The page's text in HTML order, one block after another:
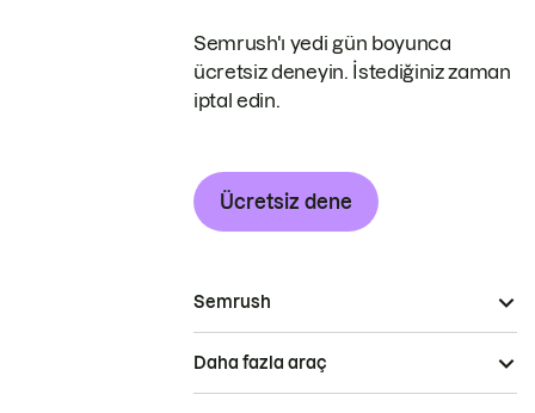
Semrush'ı yedi gün boyunca
ücretsiz deneyin. İstediğiniz zaman
iptal edin.
Ücretsiz dene
Semrush
Daha fazla araç